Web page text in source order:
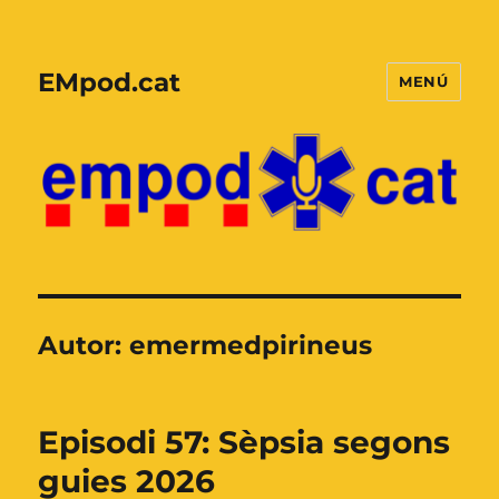
EMpod.cat MENÚ
Autor:emermedpirineus
Episodi 57: Sèpsia segons
guies 2026